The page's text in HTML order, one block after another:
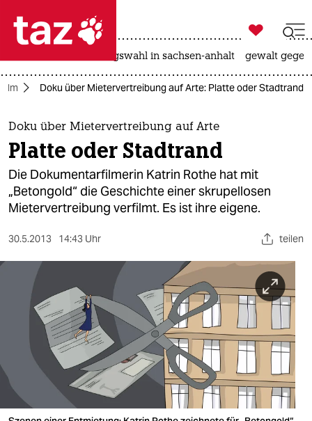
 taz zahl ich
taz zahl ich
themen
politik
öko
sport
berlin
nord
wahrheit
verlag

taz zahl ich
landtagswahl in sachsen-anhalt gewalt
Film Doku über Mietervertreibung auf Arte: Platte oder Stadtrand
Doku über Mietervertreibung auf Arte
Platte oder Stadtrand
Die Dokumentarfilmerin Katrin Rothe hat mit
„Betongold“ die Geschichte einer skrupellosen
Mietervertreibung verfilmt. Es ist ihre eigene.
30.5.2013 14:43 Uhr teilen